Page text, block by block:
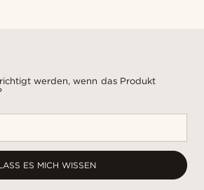
werden, wenn das Produkt
ES MICH WISSEN